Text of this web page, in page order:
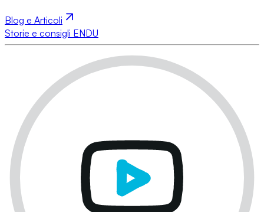
Blog e Articoli
Storie e consigli ENDU